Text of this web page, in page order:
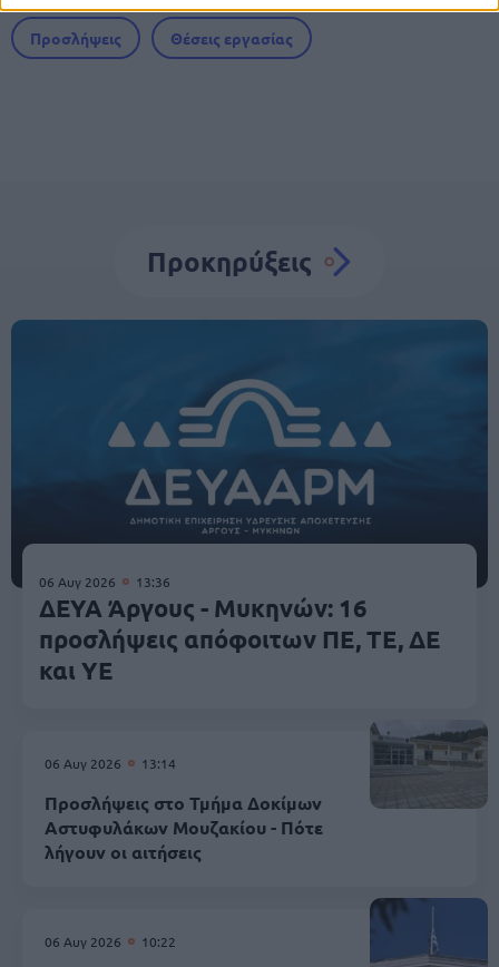
Προσλήψεις Θέσεις εργασίας
Προκηρύξεις
06 Αυγ 2026 13:36
ΔΕΥΑ Άργους - Μυκηνών: 16
προσλήψεις απόφοιτων ΠΕ, ΤΕ, ΔΕ
και ΥΕ
06 Αυγ 2026 13:14
Προσλήψεις στο Τμήμα Δοκίμων
Αστυφυλάκων Mουζακίου - Πότε
λήγουν οι αιτήσεις
06 Αυγ 2026 10:22